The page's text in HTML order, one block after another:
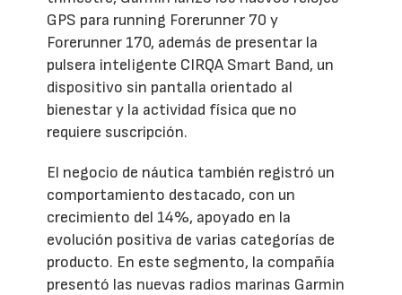
GPS para running Forerunner 70 y
Forerunner 170, además de presentar la
pulsera inteligente CIRQA Smart Band, un
dispositivo sin pantalla orientado al
bienestar y la actividad física que no
requiere suscripción.
El negocio de náutica también registró un
comportamiento destacado, con un
crecimiento del 14%, apoyado en la
evolución positiva de varias categorías de
producto. En este segmento, la compañía
presentó las nuevas radios marinas Garmin